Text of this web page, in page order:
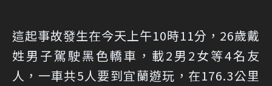
這起事故發生在今天上午10時11分，26歲戴
姓男子駕駛黑色轎車，載2男2女等4名友
人，一車共5人要到宜蘭遊玩，在176.3公里